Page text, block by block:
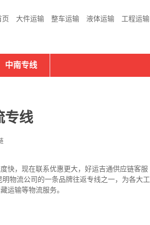
页 大件运输 整车运输 液体运输 工程运输
中南专线
专线
快，现在联系优惠更大，好运吉通供应链客服
明物流公司的一条品牌往返专线之一，为各大工
运输等物流服务。